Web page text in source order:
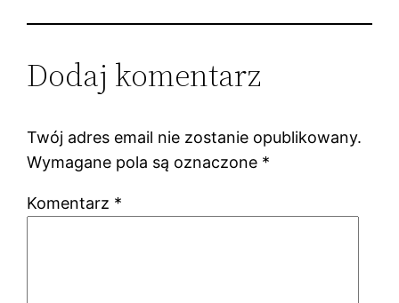
Dodaj komentarz
Twój adres email nie zostanie opublikowany.
Wymagane pola są oznaczone *
Komentarz *